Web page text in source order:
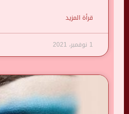
قرأة المزيد
1 نوفمبر، 2021